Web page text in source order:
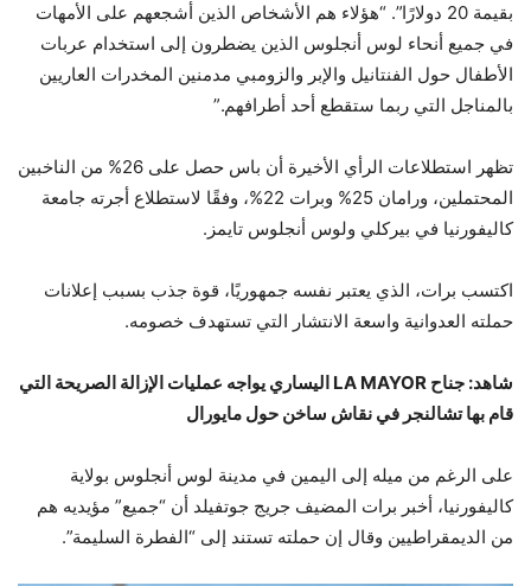
بقيمة 20 دولارًا”. “هؤلاء هم الأشخاص الذين أشجعهم على الأمهات
في جميع أنحاء لوس أنجلوس الذين يضطرون إلى استخدام عربات
الأطفال حول الفنتانيل والإبر والزومبي مدمنين المخدرات العاريين
بالمناجل التي ربما ستقطع أحد أطرافهم.”
تظهر استطلاعات الرأي الأخيرة أن باس حصل على 26% من الناخبين
المحتملين، ورامان 25% وبرات 22%، وفقًا لاستطلاع أجرته جامعة
كاليفورنيا في بيركلي ولوس أنجلوس تايمز.
اكتسب برات، الذي يعتبر نفسه جمهوريًا، قوة جذب بسبب إعلانات
حملته العدوانية واسعة الانتشار التي تستهدف خصومه.
شاهد: جناح LA MAYOR اليساري يواجه عمليات الإزالة الصريحة التي
قام بها تشالنجر في نقاش ساخن حول مايورال
على الرغم من ميله إلى اليمين في مدينة لوس أنجلوس بولاية
كاليفورنيا، أخبر برات المضيف جريج جوتفيلد أن “جميع” مؤيديه هم
من الديمقراطيين وقال إن حملته تستند إلى “الفطرة السليمة”.